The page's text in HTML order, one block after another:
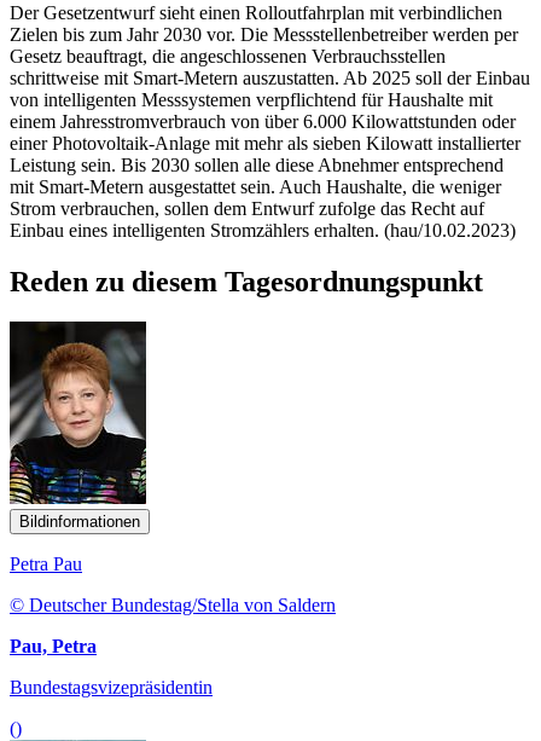
Der Gesetzentwurf sieht einen Rolloutfahrplan mit verbindlichen
Zielen bis zum Jahr 2030 vor. Die Messstellenbetreiber werden per
Gesetz beauftragt, die angeschlossenen Verbrauchsstellen
schrittweise mit Smart-Metern auszustatten. Ab 2025 soll der Einbau
von intelligenten Messsystemen verpflichtend für Haushalte mit
einem Jahresstromverbrauch von über 6.000 Kilowattstunden oder
einer Photovoltaik-Anlage mit mehr als sieben Kilowatt installierter
Leistung sein. Bis 2030 sollen alle diese Abnehmer entsprechend
mit Smart-Metern ausgestattet sein. Auch Haushalte, die weniger
Strom verbrauchen, sollen dem Entwurf zufolge das Recht auf
Einbau eines intelligenten Stromzählers erhalten. (hau/10.02.2023)
Reden zu diesem Tagesordnungspunkt
Bildinformationen
Petra Pau
© Deutscher Bundestag/Stella von Saldern
Pau, Petra
Bundestagsvizepräsidentin
()